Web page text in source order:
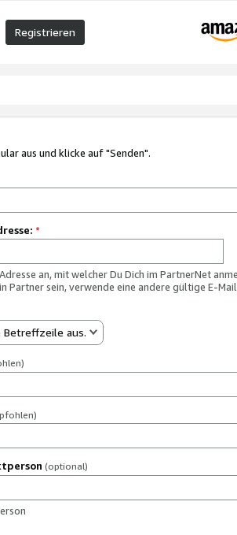
Registrieren
aus und klicke auf "Senden".
*
an, mit welcher Du Dich im PartnerNet
Partner sein, verwende eine andere gültige E-
aus.
(optional)